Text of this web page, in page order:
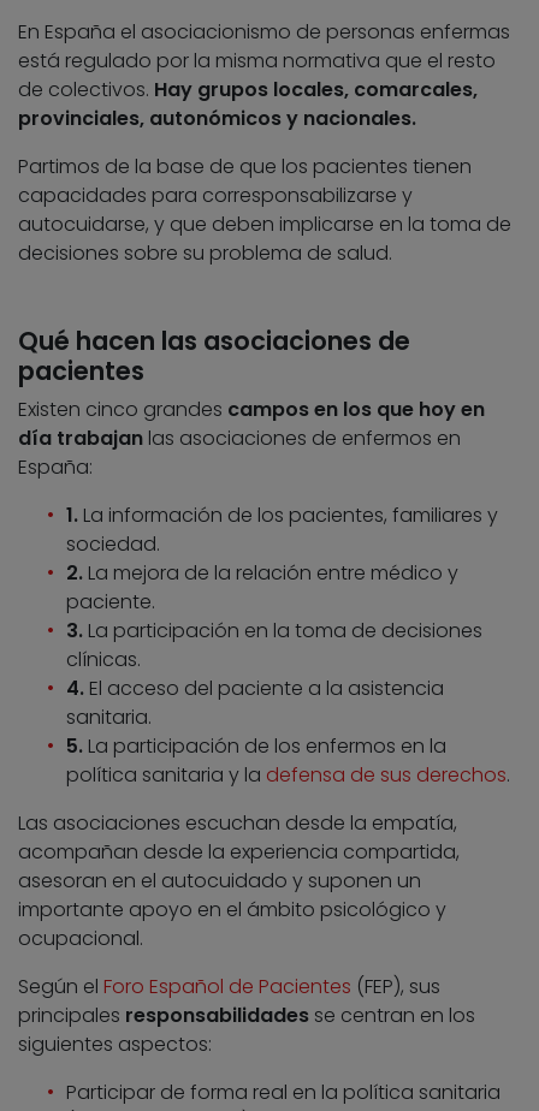
En España el asociacionismo de personas enfermas
está regulado por la misma normativa que el resto
de colectivos. Hay grupos locales, comarcales,
provinciales, autonómicos y nacionales.
Partimos de la base de que los pacientes tienen
capacidades para corresponsabilizarse y
autocuidarse, y que deben implicarse en la toma de
decisiones sobre su problema de salud.
Qué hacen las asociaciones de
pacientes
Existen cinco grandes campos en los que hoyen
día trabajan las asociaciones de enfermos en
España:
1. La información de los pacientes, familiares y
sociedad.
2. La mejora de la relación entre médico y
paciente.
3. La participación en la toma de decisiones
clínicas.
4. El acceso del paciente a la asistencia
sanitaria.
5. La participación de los enfermos en la
política sanitaria y la defensa de sus derechos.
Las asociaciones escuchan desde la empatía,
acompañan desde la experiencia compartida,
asesoran en el autocuidado y suponen un
importante apoyo en el ámbito psicológico y
ocupacional.
Según el Foro Español de Pacientes (FEP), sus
principales responsabilidades se centran en los
siguientes aspectos:
Participar de forma real en la política sanitaria